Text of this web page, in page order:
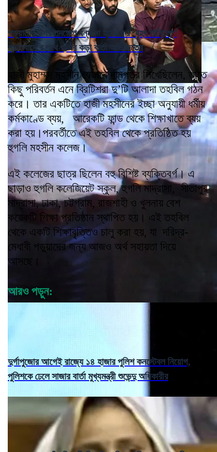
পড়ুয়াদের উপর পদক্ষেপ বন্ধ না হলে ফের 'বৃহৎ শান্তিপূর্ণ
প্রতিবাদে'র পথে হাঁটার কড়া বার্তা অভিজিতের
হাজী মুহাম্মদ মহসীন যেভাবে দানপত্র লিখেছিলেন, তাতে
কিছু পরিবর্তন এনে ব্রিটিশরা দু’টি আলাদা তহবিল গঠন
করে। তার একটিতে হাজী মহসীনের ইচ্ছা অনুযায়ী ধর্মীয়
কর্মকাণ্ডে ব্যয়, আরেকটি ফান্ড থেকে শিক্ষাখাতে ব্যয়
করা হয়।পরবর্তীতে এই তহবিল থেকে প্রতিষ্ঠিত হয়
হুগলি মহসীন কলেজ।
এই কলেজের ছাত্র ছিলেন বহু বিশিষ্ট ব্যক্তিবর্গ। এ
ছাড়াও হুগলি কলেজিয়েট স্কুল, হুগলি মাদ্রাসা, সীতাপুর
মাদ্রাসা, ঢাকা, চট্টগ্রাম, রাজশাহী ও খুলনায় বেশ
কয়েকটি শিক্ষা প্রতিষ্ঠান স্থাপিত হয়। এই তহবিল
থেকে একটি শিক্ষাবৃত্তিও চালু করা হয়, যা দরিদ্র-
মেধাবী পড়ুয়াদের জন্য আজও অর্থ সহায়তা দিয়ে
আসছে।
আরও পড়ুন:
দুর্গাপুজোর আগেই রাজ্যে ১৪ হাজার পুলিশ কনস্টেবল নিয়োগ,
পুলিশকে ঢেলে সাজার বার্তা মুখ্যমন্ত্রী শুভেন্দু অধিকারীর